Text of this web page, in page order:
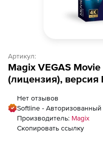
Артикул:
Magix VEGAS
(лицензия), версия
Нет отзывов
Softline - Авторизованный
Производитель: Magix
Скопировать ссылку